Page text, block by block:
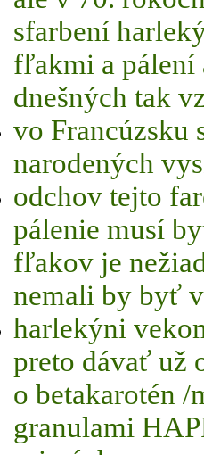
sfarbení
fľakmi a pálení
dnešných tak
vo Francúzsku
narodených
odchov tejto
pálenie musí
fľakov je
nemali by byť
harlekýni
preto dávať už
o betakarotén /
granulami